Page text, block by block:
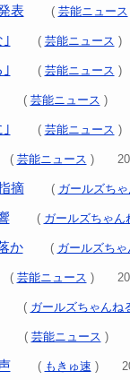
表 ( 芸能ニュース
( 芸能ニュース )
( 芸能ニュース )
( 芸能ニュース )
( 芸能ニュース )
( 芸能ニュース )
摘 ( ガールズち
( ガールズちゃん
か ( ガールズちゃ
( 芸能ニュース )
( ガールズちゃんね
( 芸能ニュース )
( もきゅ速 )